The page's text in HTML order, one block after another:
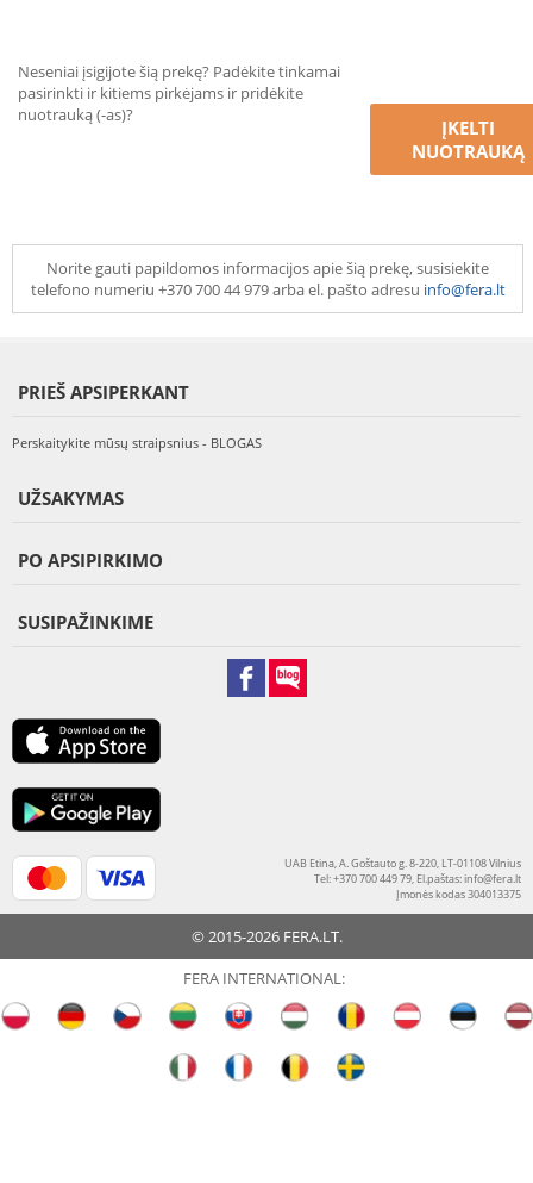
Neseniai įsigijote šią prekę? Padėkite tinkamai
pasirinkti ir kitiems pirkėjams ir pridėkite
nuotrauką (-as)?
ĮKELTI
NUOTRAUKĄ
Norite gauti papildomos informacijos apie šią prekę, susisiekite
telefono numeriu +370 700 44 979 arba el. pašto adresu info@fera.lt
PRIEŠ APSIPERKANT
Perskaitykite mūsų straipsnius - BLOGAS
UŽSAKYMAS
PO APSIPIRKIMO
SUSIPAŽINKIME
UAB Etina, A. Goštauto g. 8-220, LT-01108 Vilnius
Tel: +370 700 449 79, El.paštas:info@fera.lt
Įmonės kodas 304013375
© 2015-2026 FERA.LT.
FERA INTERNATIONAL: